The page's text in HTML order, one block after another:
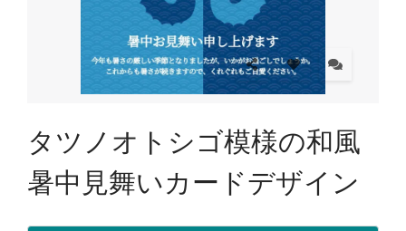
タツノオトシゴ模様の和風
暑中見舞いカードデザイン